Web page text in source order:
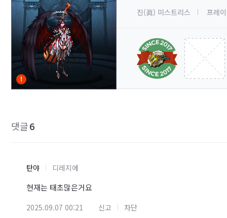
진(眞) 미스트리스 프레이
댓글6
탄야 디레지에
현재는 태초많은거요
2025.09.07 00:21 신고 차단